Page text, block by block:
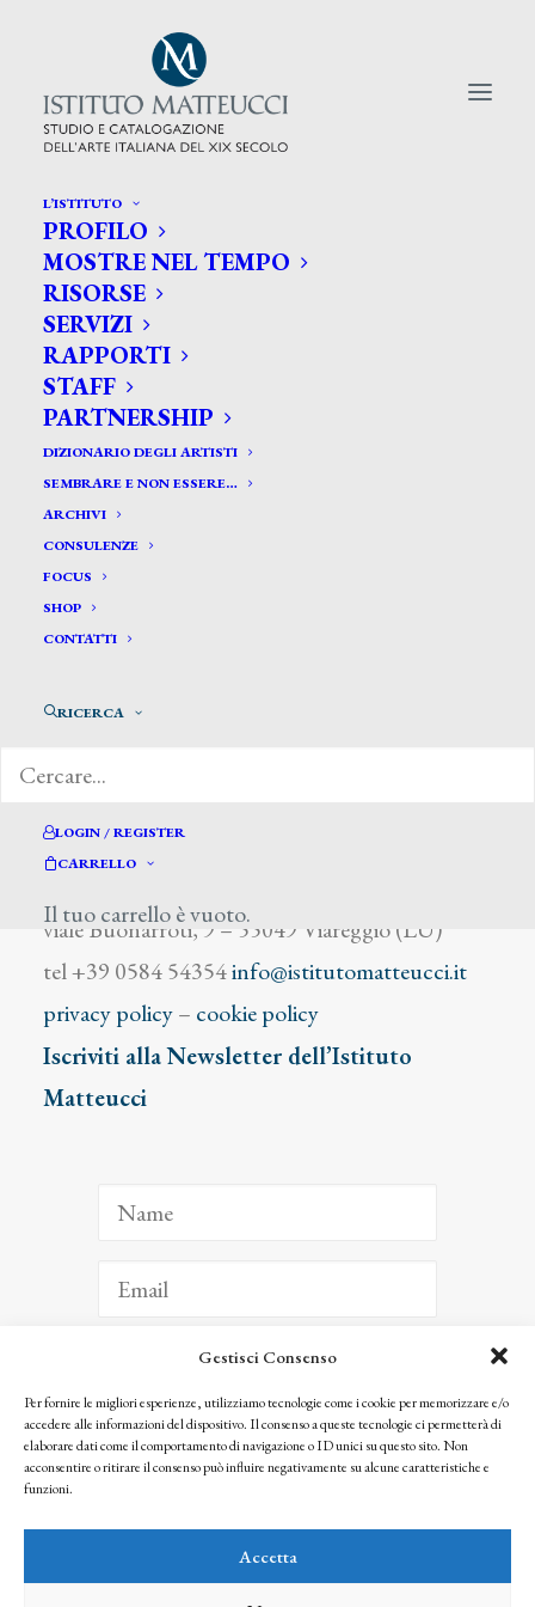
Gestisci Consenso
Per fornire le migliori esperienze, utilizziamo tecnologie come i cookie per memorizzare e/o
accedere alle informazioni del dispositivo. Il consenso a queste tecnologie ci permetterà di
elaborare dati come il comportamento di navigazione o ID unici su questo sito. Non
acconsentire o ritirare il consenso può influire negativamente su alcune caratteristiche e
funzioni.
Accetta
L’ISTITUTO
PROFILO
MOSTRE NEL TEMPO
RISORSE
SERVIZI
RAPPORTI
STAFF
PARTNERSHIP
DIZIONARIO DEGLI ARTISTI
SEMBRARE E NON ESSERE…
ARCHIVI
CONSULENZE
FOCUS
SHOP
CONTATTI
RICERCA
LOGIN / REGISTER
CARRELLO
Il tuo carrello è vuoto.
CERCA TRA GLI ARTISTI:
Search
for:
De Vall Antonio
viale Buonarroti, 9 – 55049 Viareggio (LU)
tel +39 0584 54354info@istitutomatteucci.it
privacy policy– cookie policy
Iscriviti alla Newsletter dell’Istituto
Matteucci
ISCRIVITI
Facendo clic per iscriverti, riconosci che le tue informazioni saranno trattate
seguendo la nostra Privacy Policy
© 2025 Istituto Matteucci. All right reserved
l’autorizzazione scritta dei proprietari dei diritti e dell’Istituto Matteucci